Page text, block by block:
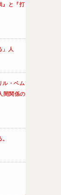
』と『打
」人
ル・ベム
間関係の